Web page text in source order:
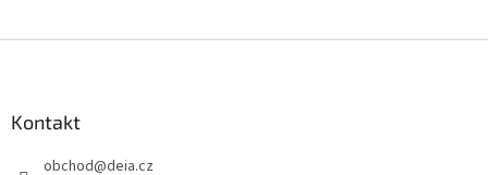
Kontakt
obchod@deia.cz